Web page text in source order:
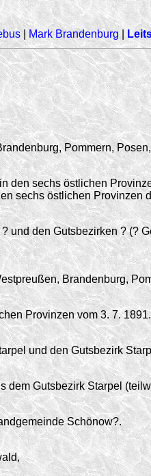
| Mark Brandenburg |
Pommern,
den sechs östlichen
sechs östlichen Provinzen
und den Gutsbezirken ? (?
Brandenburg,
Provinzen vom 3. 7. 1891.
und den Gutsbezirk
dem Gutsbezirk Starpel
Schönow?.